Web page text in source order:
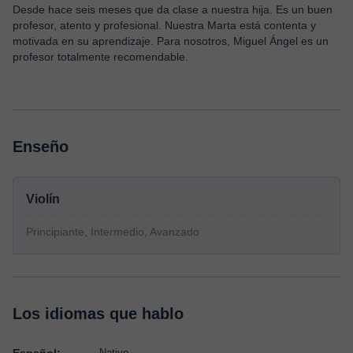
Desde hace seis meses que da clase a nuestra hija. Es un buen
profesor, atento y profesional. Nuestra Marta está contenta y
motivada en su aprendizaje. Para nosotros, Miguel Ángel es un
profesor totalmente recomendable.
Enseño
Violín
Principiante, Intermedio, Avanzado
Los idiomas que hablo